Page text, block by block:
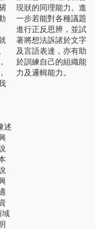
述
域
現狀的同理能力。進
一步若能對各種議題
進行正反思辨，並試
著將想法訴諸於文字
及言語表達，亦有助
於訓練自己的組織能
力及邏輯能力。